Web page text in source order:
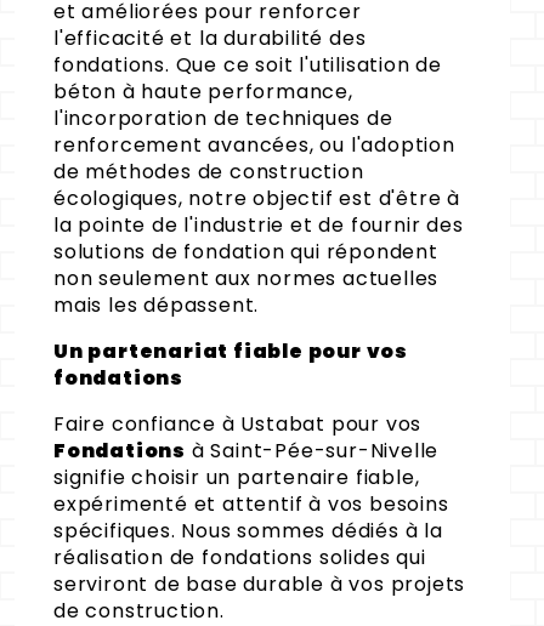
et améliorées pour renforcer
l'efficacité et la durabilité des
fondations. Que ce soit l'utilisation de
béton à haute performance,
l'incorporation de techniques de
renforcement avancées, ou l'adoption
de méthodes de construction
écologiques, notre objectif est d'être à
la pointe de l'industrie et de fournir des
solutions de fondation qui répondent
non seulement aux normes actuelles
mais les dépassent.
Un partenariat fiable pour vos
fondations
Faire confiance à Ustabat pour vos
Fondations à Saint-Pée-sur-Nivelle
signifie choisir un partenaire fiable,
expérimenté et attentif à vos besoins
spécifiques. Nous sommes dédiés à la
réalisation de fondations solides qui
serviront de base durable à vos projets
de construction.